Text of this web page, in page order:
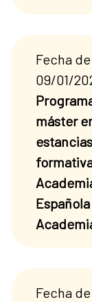
Fecha
09/01/
máster
Fecha